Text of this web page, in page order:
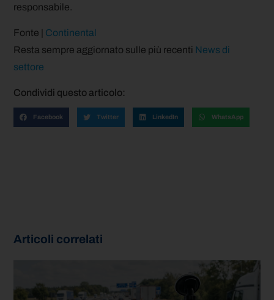
responsabile.
Fonte | Continental
Resta sempre aggiornato sulle più recenti News di
settore
Condividi questo articolo:
Facebook Twitter LinkedIn WhatsApp
Articoli correlati